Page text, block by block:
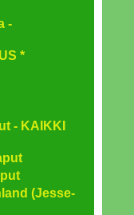
-
*
- KAIKKI
(Jesse-